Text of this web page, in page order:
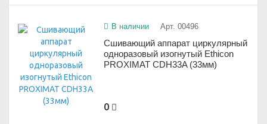
В наличии Арт. 00496
Сшивающий аппарат циркулярный
одноразовый изогнутый Ethicon
PROXIMAT CDH33A (33мм)
0